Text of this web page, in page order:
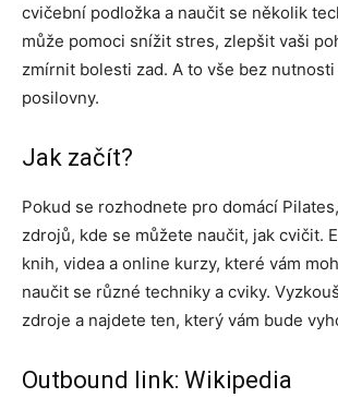
cvičební podložka a naučit se několik
může pomoci snížit stres, zlepšit vaši
zmírnit bolesti zad. A to vše bez
posilovny.
Jak začít?
Pokud se rozhodnete pro domácí
zdrojů, kde se můžete naučit, jak cvičit.
knih, videa a online kurzy, které vám
naučit se různé techniky a cviky.
zdroje a najdete ten, který vám bude
Outbound link: Wikipedia